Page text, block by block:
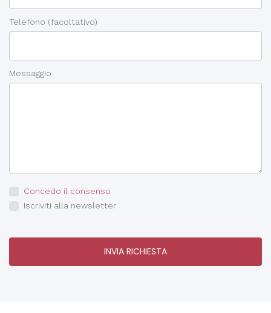
Telefono (facoltativo)
Messaggio
Concedo il consenso
Iscriviti alla newsletter
INVIA RICHIESTA